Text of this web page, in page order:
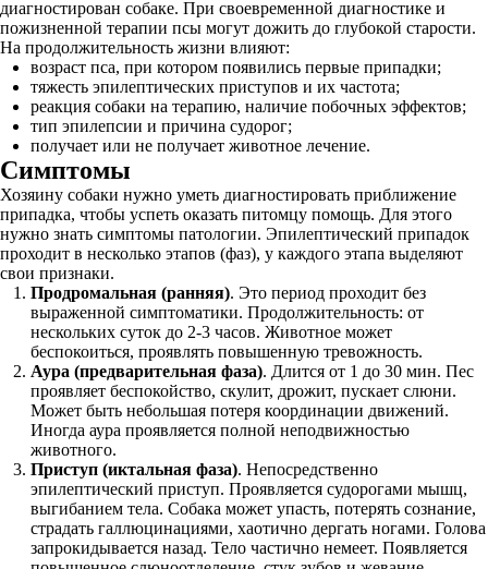
диагностирован собаке. При своевременной диагностике и
пожизненной терапии псы могут дожить до глубокой старости.
На продолжительность жизни влияют:
возраст пса, при котором появились первые припадки;
тяжесть эпилептических приступов и их частота;
реакция собаки на терапию, наличие побочных эффектов;
тип эпилепсии и причина судорог;
получает или не получает животное лечение.
Симптомы
Хозяину собаки нужно уметь диагностировать приближение
припадка, чтобы успеть оказать питомцу помощь. Для этого
нужно знать симптомы патологии. Эпилептический припадок
проходит в несколько этапов (фаз), у каждого этапа выделяют
свои признаки.
Продромальная (ранняя). Это период проходит без
выраженной симптоматики. Продолжительность: от
нескольких суток до 2-3 часов. Животное может
беспокоиться, проявлять повышенную тревожность.
Аура (предварительная фаза). Длится от 1 до 30 мин. Пес
проявляет беспокойство, скулит, дрожит, пускает слюни.
Может быть небольшая потеря координации движений.
Иногда аура проявляется полной неподвижностью
животного.
Приступ (иктальная фаза). Непосредственно
эпилептический приступ. Проявляется судорогами мышц,
выгибанием тела. Собака может упасть, потерять сознание,
страдать галлюцинациями, хаотично дергать ногами. Голова
запрокидывается назад. Тело частично немеет. Появляется